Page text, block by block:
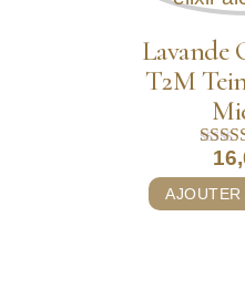
Lavande
T2M
AJOUTER